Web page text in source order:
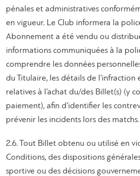
pénales et administratives
en vigueur. Le Club informera la police
Abonnement a été vendu ou
informations communiquées à la
comprendre les données
du Titulaire, les détails de l’infraction
relatives à l’achat du/des Billet(s) (y
paiement), afin d’identifier les
prévenir les incidents lors des matchs.
2.6. Tout Billet obtenu ou utilisé en
Conditions, des dispositions
sportive ou des décisions